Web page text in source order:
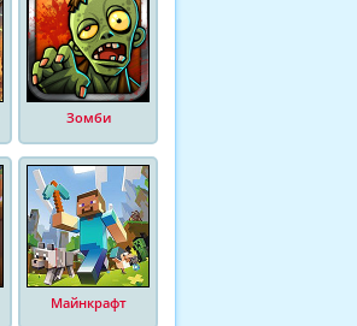
Зомби
Майнкрафт